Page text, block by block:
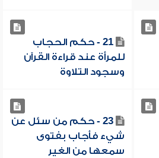
21 - حكم الحجاب
للمرأة عند قراءة القرآن
وسجود التلاوة
23 - حكم من سئل عن
شيء فأجاب بفتوى
سمعها من الغير